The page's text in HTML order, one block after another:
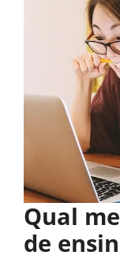
Qual
de